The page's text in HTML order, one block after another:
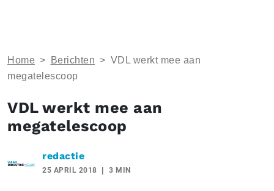
Home > Berichten > VDL werkt mee aan
megatelescoop
VDL werkt mee aan
megatelescoop
redactie
25 APRIL 2018 3 MIN